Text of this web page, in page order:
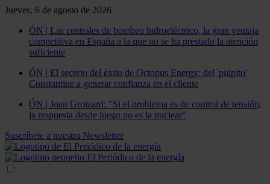
Jueves, 6 de agosto de 2026
ÓN | Las centrales de bombeo hidroeléctrico, la gran ventaja
competitiva en España a la que no se ha prestado la atención
suficiente
ÓN | El secreto del éxito de Octopus Energy: del 'pulpito'
Constantine a generar confianza en el cliente
ÓN | Joan Groizard: "Si el problema es de control de tensión,
la respuesta desde luego no es la nuclear"
Suscríbete a nuestra Newsletter